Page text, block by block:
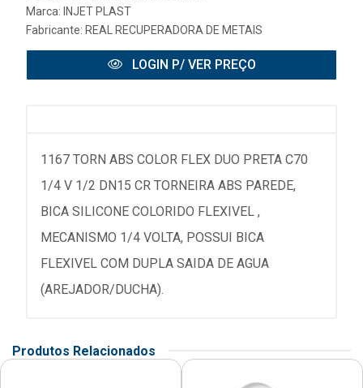
Marca: INJET PLAST
Fabricante: REAL RECUPERADORA DE METAIS
LOGIN P/ VER PREÇO
1167 TORN ABS COLOR FLEX DUO PRETA C70
1/4 V 1/2 DN15 CR TORNEIRA ABS PAREDE,
BICA SILICONE COLORIDO FLEXIVEL ,
MECANISMO 1/4 VOLTA, POSSUI BICA
FLEXIVEL COM DUPLA SAIDA DE AGUA
(AREJADOR/DUCHA).
Produtos Relacionados